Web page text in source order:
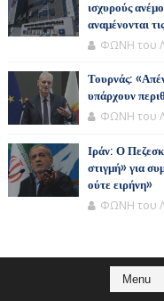
ισχυρούς
αναμένονται
ΦΩΝΗ του
Τουρνάς:
υπάρχουν
ΦΩΝΗ του
Ιράν: Ο
στιγμή» για
ούτε ειρήνη»
ΦΩΝΗ του